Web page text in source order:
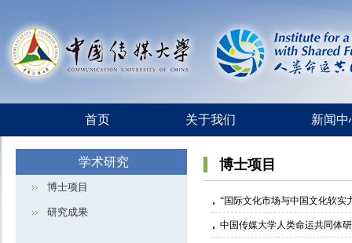
首页 关于我们 新闻中
学术研究
博士项目
研究成果
博士项目
“国际文化市场与中国文化软实
中国传媒大学人类命运共同体